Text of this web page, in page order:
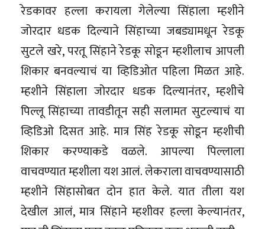
रेडकावर हल्ला करायला गेलेल्या सिंहाला म्हशीने
जोरदार धडक दिल्याने सिंहाच्या जबड्यामधून रेडकू
सुटले खरे, परतू सिंहाने रेडकू सोडून म्हशीलाच आपली
शिकार बनवल्याचं या व्हिडिओत पहिला मिळत आहे.
म्हशीने सिंहाला जोरदार धडक दिल्यानंतर, म्हशीचे
पिल्लू सिंहाच्या तावडीतून सही सलामत सुटल्याचं या
व्हिडिओ दिसत आहे. मात्र सिंह रेडकू सोडून म्हशीची
शिकार करण्याकडे वळले. आपल्या पिल्लाला
वाचवण्यात म्हशीला यश आलं. लेकराला वाचवण्यासाठी
म्हशीने सिंहासोबत दोन हात केले. यात तीला यश
देखील आलं, मात्र सिंहाने म्हशीवर हल्ला केल्यानंतर,